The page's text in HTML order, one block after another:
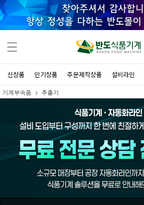
신상품 인기상품 주문제작상품 설비라인
기계부속품 추출기